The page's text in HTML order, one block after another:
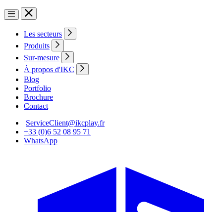
Les secteurs
Produits
Sur-mesure
À propos d'IKC
Blog
Portfolio
Brochure
Contact
ServiceClient@ikcplay.fr
+33 (0)6 52 08 95 71
WhatsApp